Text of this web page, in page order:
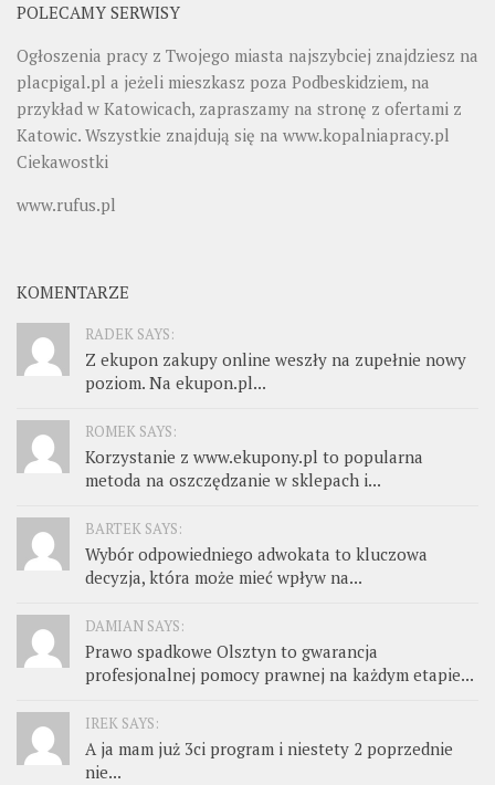
POLECAMY SERWISY
Ogłoszenia pracy z Twojego miasta najszybciej znajdziesz na
placpigal.pl a jeżeli mieszkasz poza Podbeskidziem, na
przykład w Katowicach, zapraszamy na stronę z ofertami z
Katowic. Wszystkie znajdują się na www.kopalniapracy.pl
Ciekawostki
www.rufus.pl
KOMENTARZE
RADEK SAYS:
Z ekupon zakupy online weszły na zupełnie nowy
poziom. Na ekupon.pl...
ROMEK SAYS:
Korzystanie z www.ekupony.pl to popularna
metoda na oszczędzanie w sklepach i...
BARTEK SAYS:
Wybór odpowiedniego adwokata to kluczowa
decyzja, która może mieć wpływ na...
DAMIAN SAYS:
Prawo spadkowe Olsztyn to gwarancja
profesjonalnej pomocy prawnej na każdym etapie...
IREK SAYS:
A ja mam już 3ci program i niestety 2 poprzednie
nie...